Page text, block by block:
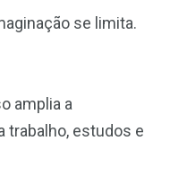
se limita.
amplia a
trabalho, estudos e